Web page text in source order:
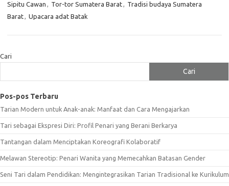
Sipitu Cawan , Tor-tor Sumatera Barat, Tradisi budaya Sumatera
Barat, Upacara adat Batak
Cari
Cari
Pos-pos Terbaru
Tarian Modern untuk Anak-anak: Manfaat dan Cara Mengajarkan
Tari sebagai Ekspresi Diri: Profil Penari yang Berani Berkarya
Tantangan dalam Menciptakan Koreografi Kolaboratif
Melawan Stereotip: Penari Wanita yang Memecahkan Batasan Gender
Seni Tari dalam Pendidikan: Mengintegrasikan Tarian Tradisional ke Kurikulum